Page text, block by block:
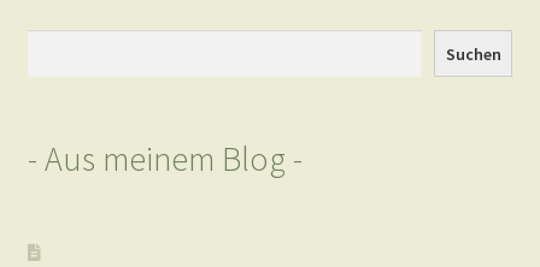
Suchen
- Aus meinem Blog -